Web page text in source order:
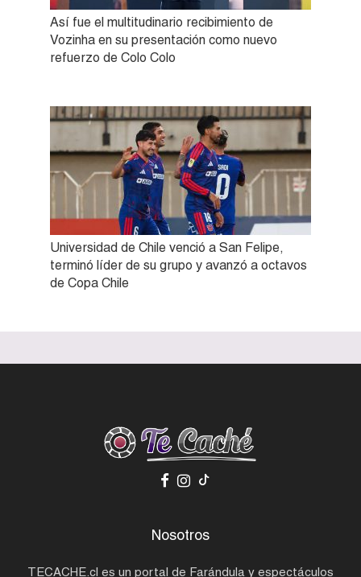
Así fue el multitudinario recibimiento de
Vozinha en su presentación como nuevo
refuerzo de Colo Colo
Universidad de Chile venció a San Felipe,
terminó líder de su grupo y avanzó a octavos
de Copa Chile
Nosotros
TECACHE.cl es un portal de Farándula y espectáculos